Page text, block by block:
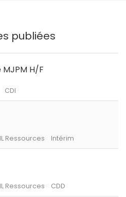
publiées
H/F